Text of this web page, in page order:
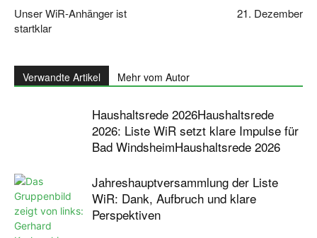
Unser WiR-Anhänger ist
startklar
21. Dezember
Verwandte Artikel Mehr vom Autor
Haushaltsrede 2026Haushaltsrede
2026: Liste WiR setzt klare Impulse für
Bad WindsheimHaushaltsrede 2026
Jahreshauptversammlung der Liste
WiR: Dank, Aufbruch und klare
Perspektiven